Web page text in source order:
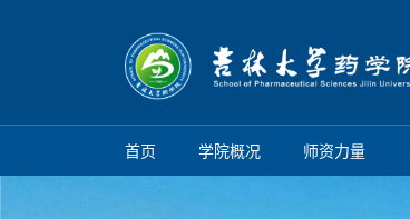
首页 学院概况 师资力量